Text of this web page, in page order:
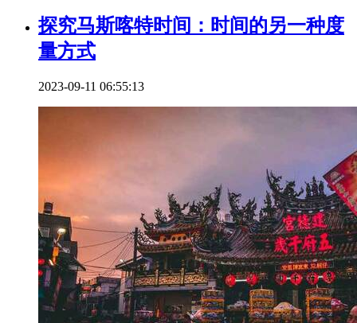
探究马斯喀特时间：时间的另一种度
量方式
2023-09-11 06:55:13